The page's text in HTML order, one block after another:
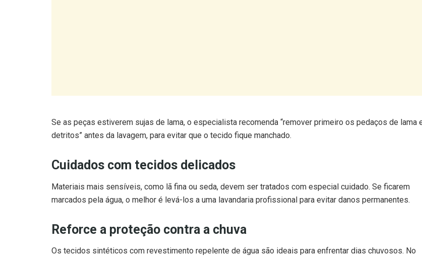
detritos” antes da lavagem, para evitar que o tecido fique manchado.
Cuidados com tecidos delicados
marcados pela água, o melhor é levá-los a uma lavandaria profissional para evitar danos permanentes.
Reforce a proteção contra a chuva
entanto, com o uso, essa proteção tende a desgastar-se.
Para prolongar a durabilidade, é importante manter as peças limpas e secas. Lavar e secar com frequência